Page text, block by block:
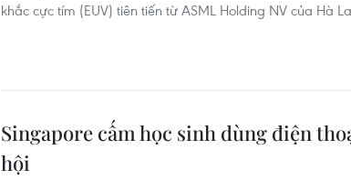
khắc cực tím (EUV) tiên tiến từ ASML Holding NV của Hà
Singapore cấm học sinh dùng điện
hội